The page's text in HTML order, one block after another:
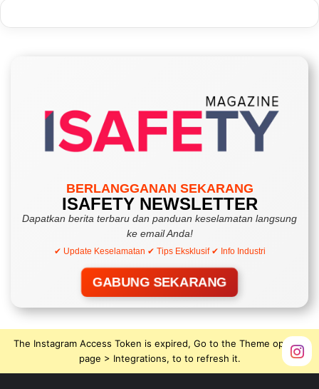
BERLANGGANAN SEKARANG
ISAFETY NEWSLETTER
Dapatkan berita terbaru dan panduan keselamatan langsung
ke email Anda!
✔ Update Keselamatan ✔ Tips Eksklusif ✔ Info Industri
GABUNG SEKARANG
The Instagram Access Token is expired, Go to the Theme options
page > Integrations, to to refresh it.